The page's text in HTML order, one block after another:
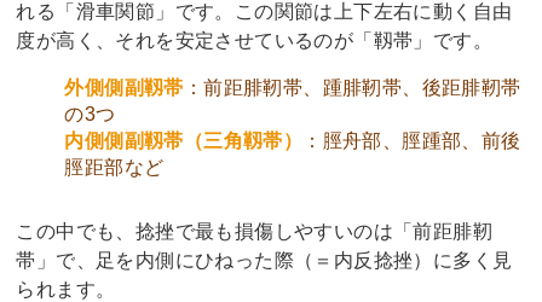
れる「滑車関節」です。この関節は上下左右に動く自由
度が高く、それを安定させているのが「靱帯」です。
外側側副靱帯 ：前距腓靭帯、踵腓靭帯、後距腓靭帯
の3つ
内側側副靱帯（三角靱帯）
：脛舟部、脛踵部、前後
脛距部など
この中でも、捻挫で最も損傷しやすいのは「前距腓靭
帯」で、足を内側にひねった際（＝内反捻挫）に多く見
られます。